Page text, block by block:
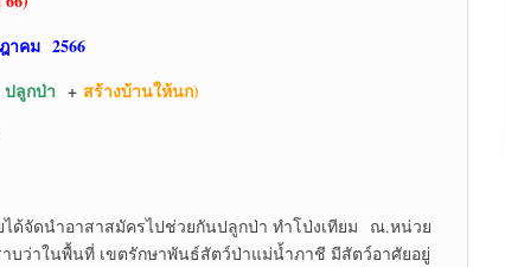
าคม 2566
ลูกป่า + สร้างบ้านให้นก)
าสาสมัครไปช่วยกันปลูกป่า ทำโป่งเทียม ณ.หน่วย
ว่าในพื้นที่ เขตรักษาพันธ์สัตว์ป่าแม่น้ำภาชี มีสัตว์อาศัยอยู่